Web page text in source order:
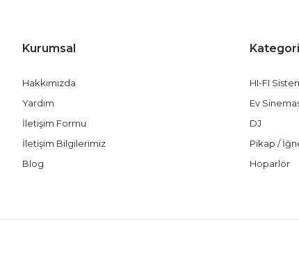
Kurumsal
Hakkımızda
Yardım
İletişim Formu
İletişim Bilgilerimiz
Blog
HI-FI
Ev
DJ
Pikap /
Hoparlör